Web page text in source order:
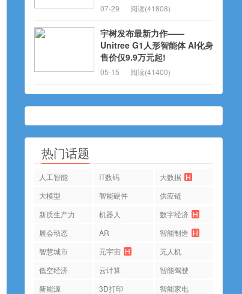
07-29 阅读(41808)
宇树发布最新力作——
Unitree G1人形智能体 AI化身
售价仅9.9万元起!
05-15 阅读(41400)
热门话题
人工智能 IT数码 大数据 H
大模型
智能硬件
供应链
新质生产力
机器人 数字经济 H
展会动态
AR 智能制造 H
智慧城市
元宇宙 H
无人机
低空经济
云计算
智能驾驶
新能源
3D打印
智能家电